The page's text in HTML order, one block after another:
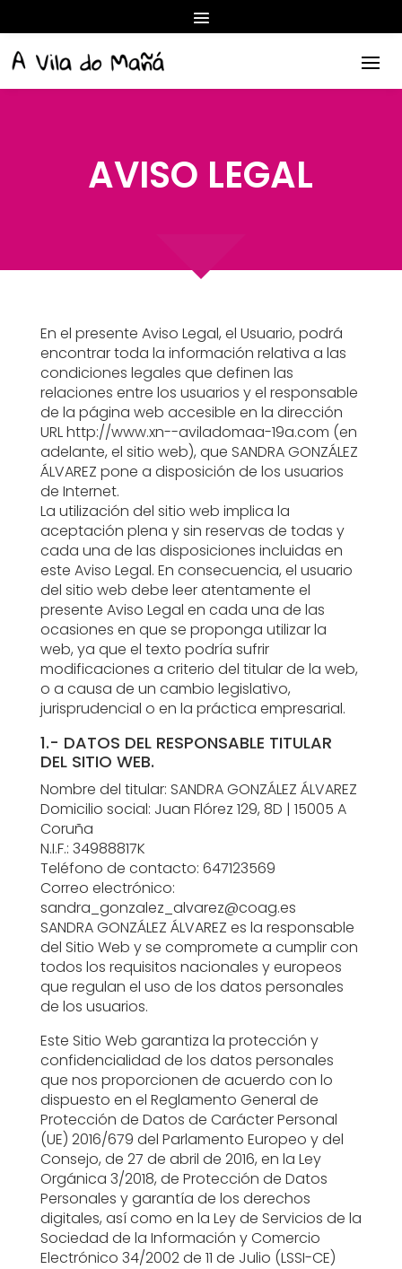
AVISO LEGAL
En el presente Aviso Legal, el Usuario, podrá
encontrar toda la información relativa a las
condiciones legales que definen las
relaciones entre los usuarios y el responsable
de la página web accesible en la dirección
URL http://www.xn--aviladomaa-19a.com (en
adelante, el sitio web), que SANDRA GONZÁLEZ
ÁLVAREZ pone a disposición de los usuarios
de Internet.
La utilización del sitio web implica la
aceptación plena y sin reservas de todas y
cada una de las disposiciones incluidas en
este Aviso Legal. En consecuencia, el usuario
del sitio web debe leer atentamente el
presente Aviso Legal en cada una de las
ocasiones en que se proponga utilizar la
web, ya que el texto podría sufrir
modificaciones a criterio del titular de la web,
o a causa de un cambio legislativo,
jurisprudencial o en la práctica empresarial.
1.- DATOS DEL RESPONSABLE TITULAR
DEL SITIO WEB.
Nombre del titular: SANDRA GONZÁLEZ ÁLVAREZ
Domicilio social: Juan Flórez 129, 8D | 15005 A
Coruña
N.I.F.: 34988817K
Teléfono de contacto: 647123569
Correo electrónico:
sandra_gonzalez_alvarez@coag.es
SANDRA GONZÁLEZ ÁLVAREZ es la responsable
del Sitio Web y se compromete a cumplir con
todos los requisitos nacionales y europeos
que regulan el uso de los datos personales
de los usuarios.
Este Sitio Web garantiza la protección y
confidencialidad de los datos personales
que nos proporcionen de acuerdo con lo
dispuesto en el Reglamento General de
Protección de Datos de Carácter Personal
(UE) 2016/679 del Parlamento Europeo y del
Consejo, de 27 de abril de 2016, en la Ley
Orgánica 3/2018, de Protección de Datos
Personales y garantía de los derechos
digitales, así como en la Ley de Servicios de la
Sociedad de la Información y Comercio
Electrónico 34/2002 de 11 de Julio (LSSI-CE)